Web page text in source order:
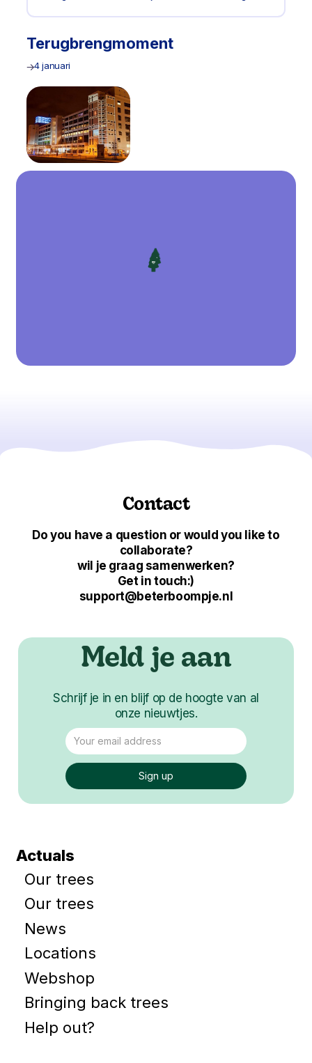
Terugbrengmoment
4 januari
Contact
Do you have a question or would you like to
collaborate?
wil je graag samenwerken?
Get in touch:)
support@beterboompje.nl
Meld je aan
Schrijf je in en blijf op de hoogte van al
onze nieuwtjes.
Actuals
Our trees
Our trees
News
Locations
Webshop
Bringing back trees
Help out?